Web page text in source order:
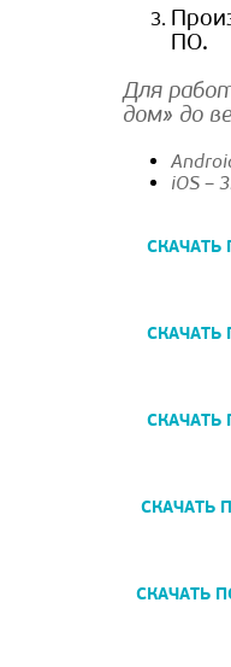
ПО.
Для
дом» до
iOS –
СКАЧАТЬ
СКАЧАТЬ
СКАЧАТЬ
СКАЧАТЬ
СКАЧАТЬ